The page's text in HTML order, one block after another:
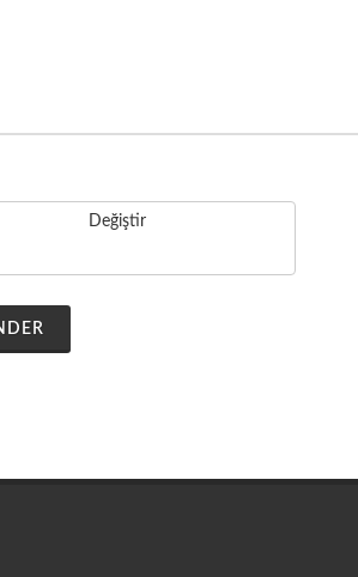
Değiştir